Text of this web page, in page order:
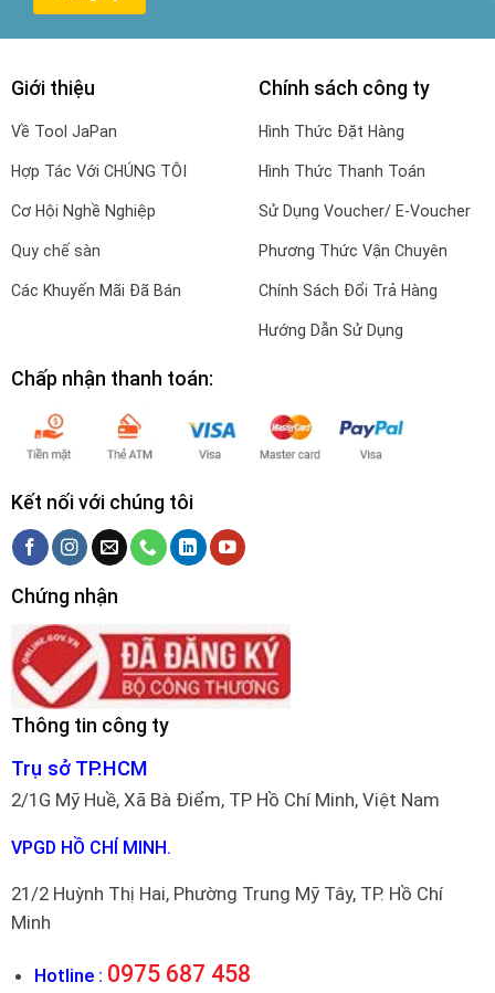
Giới thiệu
Về Tool JaPan
Hợp Tác Với CHÚNG TÔI
Cơ Hội Nghề Nghiệp
Quy chế sàn
Các Khuyến Mãi Đã Bán
Chính sách công ty
Hình Thức Đặt Hàng
Hình Thức Thanh Toán
Sử Dụng Voucher/ E-Voucher
Phương Thức Vận Chuyên
Chính Sách Đổi Trả Hàng
Hướng Dẫn Sử Dụng
Chấp nhận thanh toán:
Kết nối với chúng tôi
Chứng nhận
Thông tin công ty
Trụ sở TP.HCM
2/1G Mỹ Huề, Xã Bà Điểm, TP Hồ Chí Minh, Việt Nam
VPGD HỒ CHÍ MINH.
21/2 Huỳnh Thị Hai, Phường Trung Mỹ Tây, TP. Hồ Chí
Minh
Hotline : 0975 687 458